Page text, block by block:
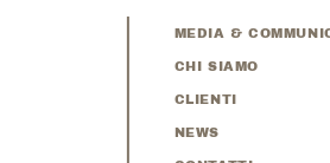
MEDIA &
CHI SIAMO
CLIENTI
NEWS